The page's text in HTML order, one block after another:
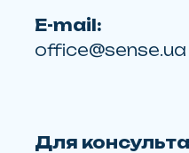
E-mail:
office@sense.ua
Для